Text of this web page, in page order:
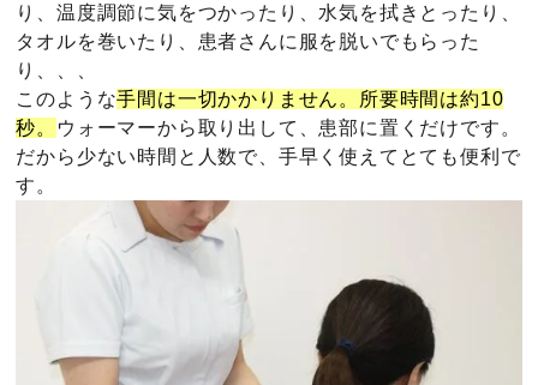
り、温度調節に気をつかったり、水気を拭きとったり、
タオルを巻いたり、患者さんに服を脱いでもらった
り、、、
このような手間は一切かかりません。所要時間は約10
秒。
ウォーマーから取り出して、患部に置くだけです。
だから少ない時間と人数で、手早く使えてとても便利で
す。